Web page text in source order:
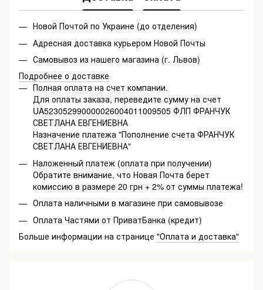
Новой Почтой по Украине (до отделения)
Адресная доставка курьером Новой Почты
Самовывоз из нашего магазина (г. Львов)
Подробнее о доставке
Полная оплата на счет компании.
Для оплаты заказа, переведите сумму на счет
UA523052990000026004011009505 ФЛП ФРАНЧУК
СВЕТЛАНА ЕВГЕНИЕВНА
Назначение платежа "Пополнение счета ФРАНЧУК
СВЕТЛАНА ЕВГЕНИЕВНА"
Наложенный платеж (оплата при получении)
Обратите внимание, что Новая Почта берет
комиссию в размере 20 грн + 2% от суммы платежа!
Оплата наличными в магазине при самовывозе
Оплата Частями от ПриватБанка (кредит)
Больше информации на странице "Оплата и доставка"